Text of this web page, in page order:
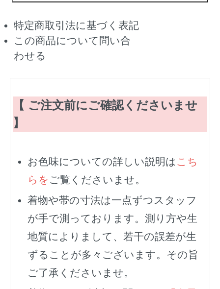
特定商取引法に基づく表記
この商品について問い合
わせる
【 ご注文前にご確認くださいませ
】
お色味についての詳しい説明は こち
らを ご覧くださいませ。
着物や帯の寸法は一点ずつスタッフ
が手で測っております。測り方や生
地質によりまして、若干の誤差が生
ずることが多々ございます。その旨
ご了承くださいませ。